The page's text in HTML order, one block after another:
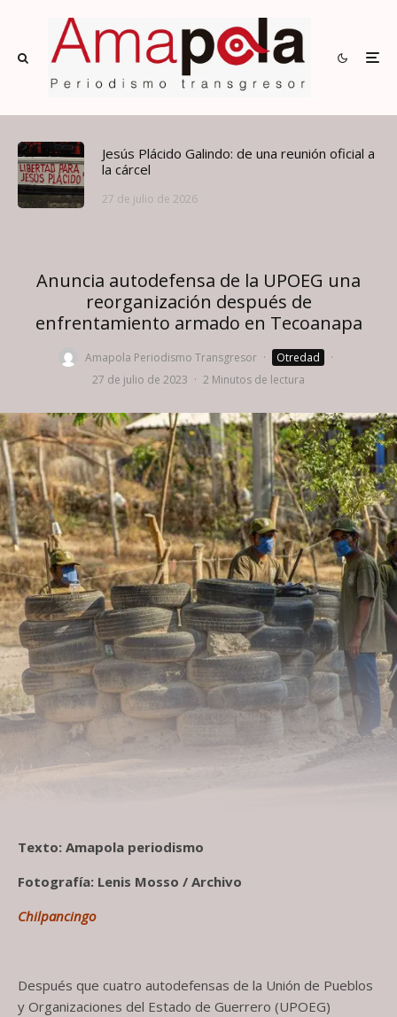
Jesús Plácido Galindo: de una reunión oficial a
la cárcel
27 de julio de 2026
Anuncia autodefensa de la UPOEG una
reorganización después de
enfrentamiento armado en Tecoanapa
Amapola Periodismo Transgresor · Otredad
·
27 de julio de 2023 · 2 Minutos de lectura
Texto: Amapola periodismo
Fotografía: Lenis Mosso / Archivo
Chilpancingo
Después que cuatro autodefensas de la Unión de Pueblos
y Organizaciones del Estado de Guerrero (UPOEG)